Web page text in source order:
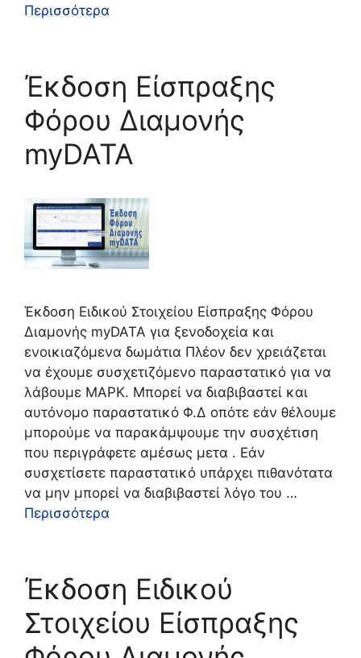
Περισσότερα
Έκδοση Είσπραξης
Φόρου Διαμονής
myDATA
Έκδοση Ειδικού Στοιχείου Είσπραξης Φόρου
Διαμονής myDATA για ξενοδοχεία και
ενοικιαζόμενα δωμάτια Πλέον δεν χρειάζεται
να έχουμε συσχετιζόμενο παραστατικό για να
λάβουμε ΜΑΡΚ. Μπορεί να διαβιβαστεί και
αυτόνομο παραστατικό Φ.Δ οπότε εάν θέλουμε
μπορούμε να παρακάμψουμε την συσχέτιση
που περιγράφετε αμέσως μετα . Εάν
συσχετίσετε παραστατικό υπάρχει πιθανότατα
να μην μπορεί να διαβιβαστεί λόγο του …
Περισσότερα
Έκδοση Ειδικού
Στοιχείου Είσπραξης